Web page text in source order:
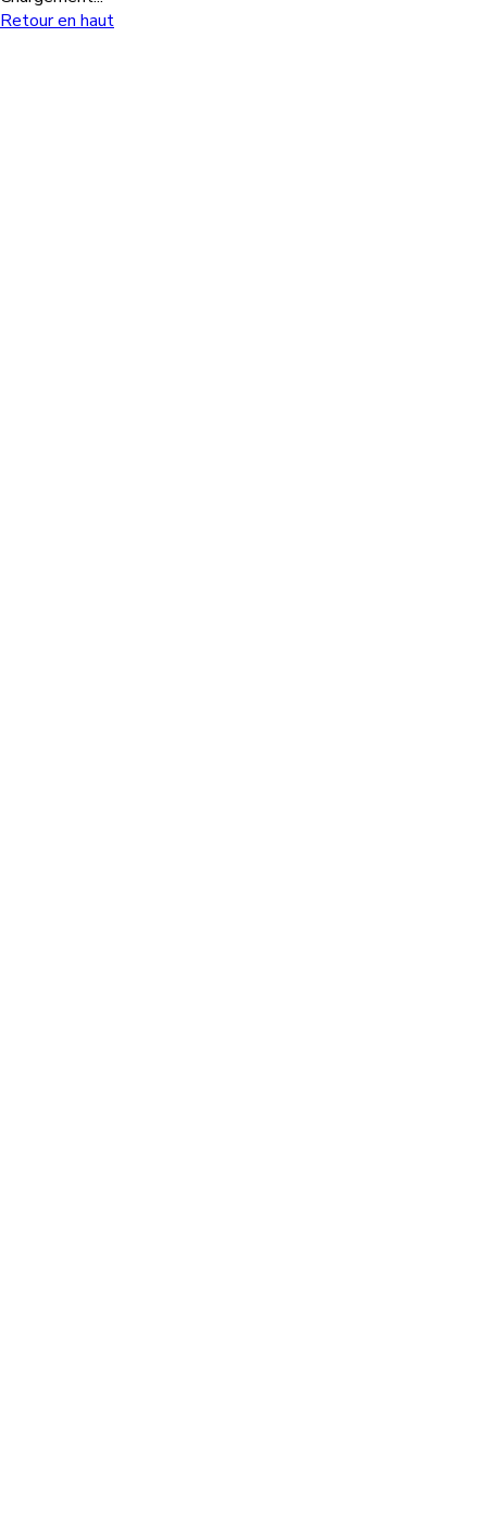
Retour en haut